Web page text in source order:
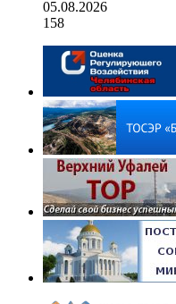
05.08.2026
158